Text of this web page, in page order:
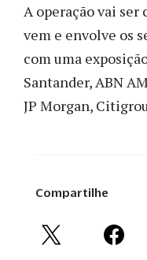
A operação vai ser
vem e envolve os
com uma
Santander, ABN
JP Morgan,
Compartilhe